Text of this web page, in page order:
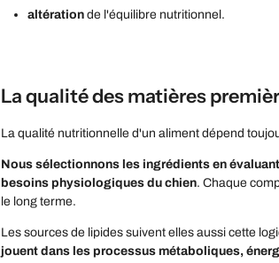
altération de l'équilibre nutritionnel.
La qualité des matières
La qualité nutritionnelle d'un aliment dépend
Nous sélectionnons les ingrédients en
besoins physiologiques du chien. Chaque
le long terme.
Les sources de lipides suivent elles aussi cette
jouent dans les processus métaboliques,